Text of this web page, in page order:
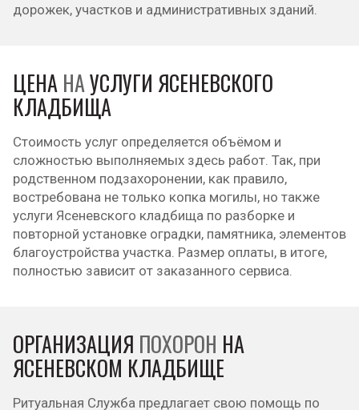
дорожек, участков и административных зданий.
ЦЕНА НАУСЛУГИ ЯСЕНЕВСКОГО
КЛАДБИЩА
Стоимость услуг определяется объёмом и
сложностью выполняемых здесь работ. Так, при
родственном подзахоронении, как правило,
востребована не только копка могилы, но также
услуги Ясеневского кладбища по разборке и
повторной установке оградки, памятника, элементов
благоустройства участка. Размер оплаты, в итоге,
полностью зависит от заказанного сервиса.
ОРГАНИЗАЦИЯ ПОХОРОН НА
ЯСЕНЕВСКОМ КЛАДБИЩЕ
Ритуальная Служба предлагает свою помощь по